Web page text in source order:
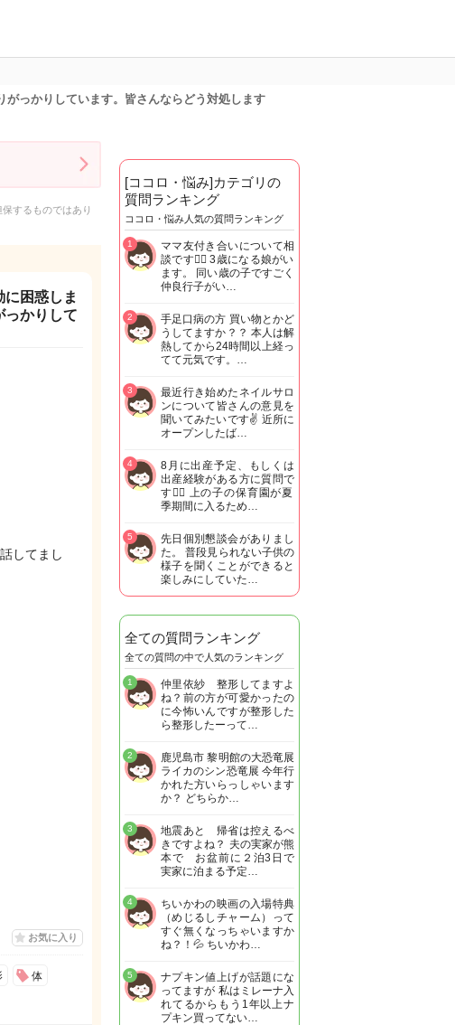
っかりしています。皆さんならどう対処します
するものではあり
困惑しま
っかりして
してまし
お気に入り
体
[ココロ・悩み]カテゴリの
質問ランキング
ココロ・悩み人気の質問ランキング
ママ友付き合いについて相
談です🙇‍♂️ 3歳になる娘がい
ます。 同い歳の子ですごく
仲良行子がい…
1
手足口病の方 買い物とかど
うしてますか？？ 本人は解
熱してから24時間以上経っ
てて元気です。…
2
最近行き始めたネイルサロ
ンについて皆さんの意見を
聞いてみたいです✌️ 近所に
オープンしたば…
3
8月に出産予定、もしくは
出産経験がある方に質問で
す🙋‍♀️ 上の子の保育園が夏
季期間に入るため…
4
先日個別懇談会がありまし
た。 普段見られない子供の
様子を聞くことができると
楽しみにしていた…
5
全ての質問ランキング
全ての質問の中で人気のランキング
仲里依紗 整形してますよ
ね？前の方が可愛かったの
に今怖いんですが整形した
ら整形したーって…
1
鹿児島市 黎明館の大恐竜展
ライカのシン恐竜展 今年行
かれた方いらっしゃいます
か？ どちらか…
2
地震あと 帰省は控えるべ
きですよね？ 夫の実家が熊
本で お盆前に２泊3日で
実家に泊まる予定…
3
ちいかわの映画の入場特典
（めじるしチャーム）って
すぐ無くなっちゃいますか
ね？！💦 ちいかわ…
4
ナプキン値上げが話題にな
ってますが 私はミレーナ入
れてるからもう1年以上ナ
プキン買ってない…
5